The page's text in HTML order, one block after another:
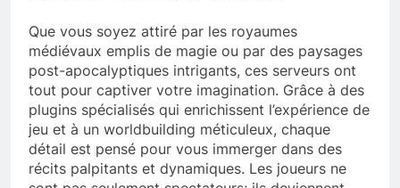
Que vous soyez attiré par les royaumes
médiévaux emplis de magie ou par des paysages
post-apocalyptiques intrigants, ces serveurs ont
tout pour captiver votre imagination. Grâce à des
plugins spécialisés qui enrichissent l’expérience de
jeu et à un worldbuilding méticuleux, chaque
détail est pensé pour vous immerger dans des
récits palpitants et dynamiques. Les joueurs ne